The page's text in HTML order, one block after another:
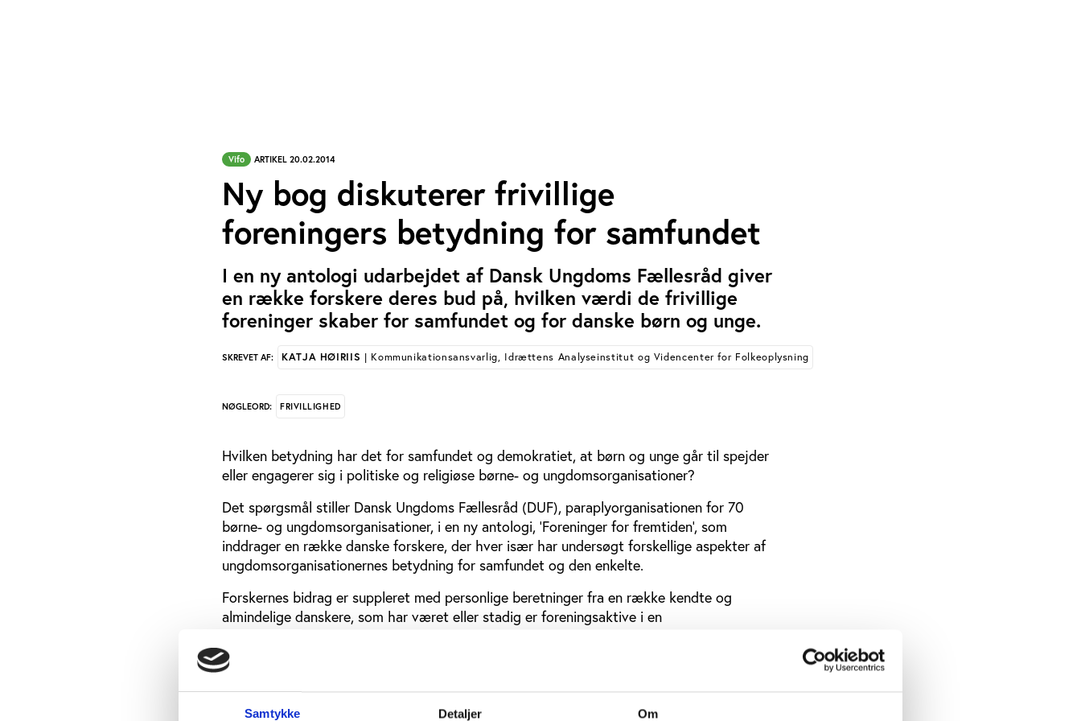
Samtykke Detaljer Om
Vifo ARTIKEL 20.02.2014
Ny bog diskuterer frivillige
foreningers betydning for samfundet
I en ny antologi udarbejdet af Dansk Ungdoms Fællesråd giver
en række forskere deres bud på, hvilken værdi de frivillige
foreninger skaber for samfundet og for danske børn og unge.
SKREVET AF: KATJA HØIRIIS | Kommunikationsansvarlig, Idrættens Analyseinstitut og Videncenter for Folkeoplysning
NØGLEORD: FRIVILLIGHED
Hvilken betydning har det for samfundet og demokratiet, at børn og unge går til spejder
eller engagerer sig i politiske og religiøse børne- og ungdomsorganisationer?
Det spørgsmål stiller Dansk Ungdoms Fællesråd (DUF), paraplyorganisationen for 70
børne- og ungdomsorganisationer, i en ny antologi, ’Foreninger for fremtiden’, som
inddrager en række danske forskere, der hver især har undersøgt forskellige aspekter af
ungdomsorganisationernes betydning for samfundet og den enkelte.
Forskernes bidrag er suppleret med personlige beretninger fra en række kendte og
almindelige danskere, som har været eller stadig er foreningsaktive i en
”Unge er fremtidens eneste sikre ressource og en helt afgørende faktor for udviklingen af
Danmark. Derfor mener vi, at det er vigtigt at dokumentere og synliggære den betydning,
unges foreninger har for ungdommen og dermed de kommende generationer,” siger DUFs